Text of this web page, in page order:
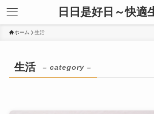
日日是好日～快適
ホーム 生活
生活 – category –